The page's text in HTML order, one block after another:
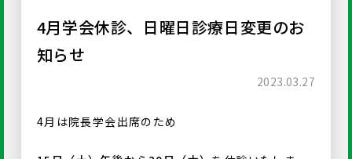
4月学会休診、日曜日診療日変更のお
知らせ
2023.03.27
4月は院長学会出席のため